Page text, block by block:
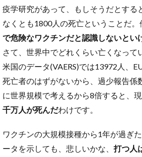
疫学研究があって、もしそうだとす
なくとも1800人の死亡ということだ
で危険なワクチンだと認識しないとい
さて、世界中でどれくらい亡くなって
米国のデータ(VAERS)では13972人、
死亡者のはずがないから、過少報告係
に世界規模で考えるから8倍すると、
千万人が死んだわけです。
ワクチンの大規模接種から1年が過ぎ
ータを示しても、悲しいかな、打つ人